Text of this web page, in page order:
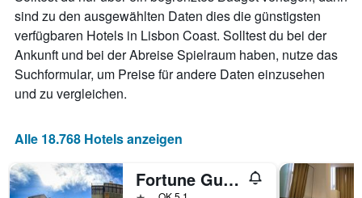
sind zu den ausgewählten Daten dies die günstigsten
verfügbaren Hotels in Lisbon Coast. Solltest du bei der
Ankunft und bei der Abreise Spielraum haben, nutze das
Suchformular, um Preise für andere Daten einzusehen
und zu vergleichen.
Alle 18.768 Hotels anzeigen
Fortune Guesthouse